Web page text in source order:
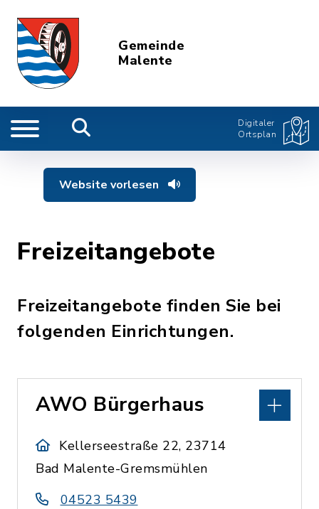
Gemeinde
Malente
Digitaler
Ortsplan
Website vorlesen
Freizeitangebote
Freizeitangebote finden Sie bei
folgenden Einrichtungen.
AWO Bürgerhaus
Kellerseestraße 22, 23714
Bad Malente-Gremsmühlen
04523 5439